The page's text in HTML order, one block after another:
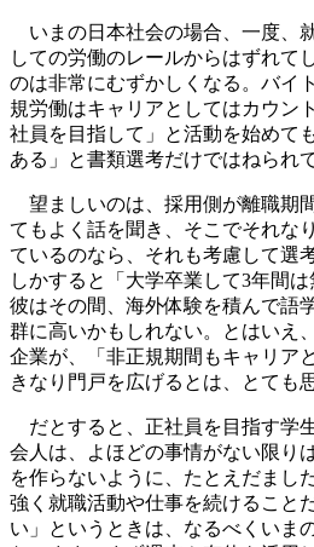
いまの日本社会の場合、一度、
しての労働のレールからはずれて
のは非常にむずかしくなる。バイ
規労働はキャリアとしてはカウン
社員を目指して」と活動を始めて
ある」と書類選考だけではねられ
望ましいのは、採用側が離職期
てもよく話を聞き、そこでそれな
ているのなら、それも考慮して選
しかすると「大学卒業して3年間は
彼はその間、海外体験を積んで語
群に高いかもしれない。とはいえ
企業が、「非正規期間もキャリア
きなり門戸を広げるとは、とても
だとすると、正社員を目指す学
会人は、よほどの事情がない限り
を作らないように、たとえだまし
強く就職活動や仕事を続けること
い」というときは、なるべくいま